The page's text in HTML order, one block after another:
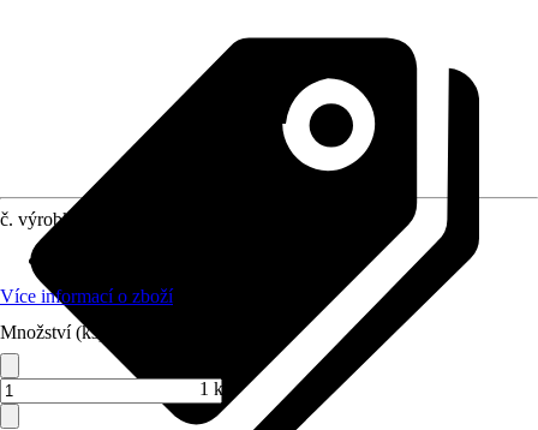
č. výrobku
Více informací o zboží
Množství (ks)
1 ks